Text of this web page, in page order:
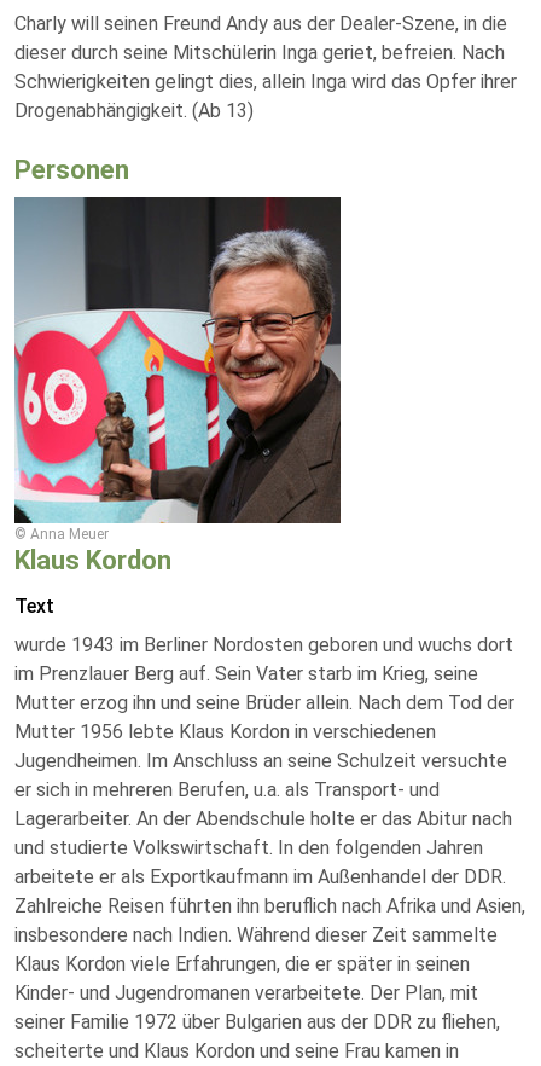
Charly will seinen Freund Andy aus der Dealer-Szene, in die
dieser durch seine Mitschülerin Inga geriet, befreien. Nach
Schwierigkeiten gelingt dies, allein Inga wird das Opfer ihrer
Drogenabhängigkeit. (Ab 13)
Personen
© Anna Meuer
Klaus Kordon
Text
wurde 1943 im Berliner Nordosten geboren und wuchs dort
im Prenzlauer Berg auf. Sein Vater starb im Krieg, seine
Mutter erzog ihn und seine Brüder allein. Nach dem Tod der
Mutter 1956 lebte Klaus Kordon in verschiedenen
Jugendheimen. Im Anschluss an seine Schulzeit versuchte
er sich in mehreren Berufen, u.a. als Transport- und
Lagerarbeiter. An der Abendschule holte er das Abitur nach
und studierte Volkswirtschaft. In den folgenden Jahren
arbeitete er als Exportkaufmann im Außenhandel der DDR.
Zahlreiche Reisen führten ihn beruflich nach Afrika und Asien,
insbesondere nach Indien. Während dieser Zeit sammelte
Klaus Kordon viele Erfahrungen, die er später in seinen
Kinder- und Jugendromanen verarbeitete. Der Plan, mit
seiner Familie 1972 über Bulgarien aus der DDR zu fliehen,
scheiterte und Klaus Kordon und seine Frau kamen in